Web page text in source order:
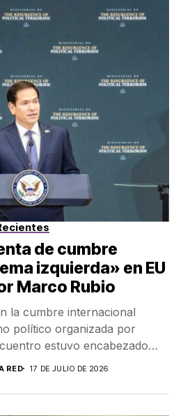
de cumbre
izquierda» en EU
Marco Rubio
la cumbre internacional
político organizada por
estuvo encabezado
RED 17 DE JULIO DE 2026